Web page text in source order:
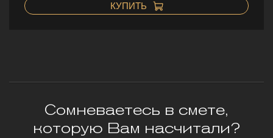
КУПИТЬ
Сомневаетесь в смете,
которую Вам насчитали?